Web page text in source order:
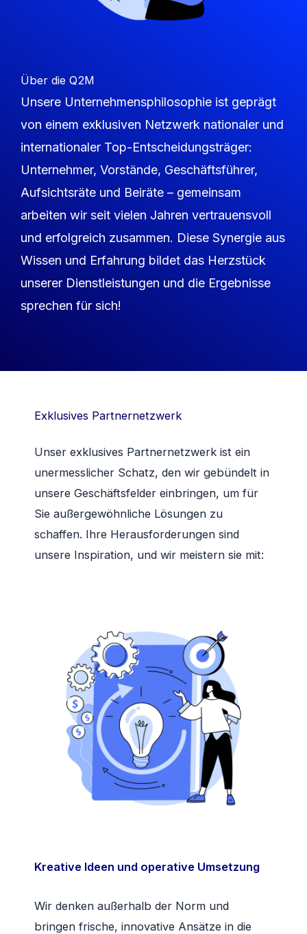
Über die Q2M
Unsere Unternehmensphilosophie ist geprägt
von einem exklusiven Netzwerk nationaler und
internationaler Top-Entscheidungsträger:
Unternehmer, Vorstände, Geschäftsführer,
Aufsichtsräte und Beiräte – gemeinsam
arbeiten wir seit vielen Jahren vertrauensvoll
und erfolgreich zusammen. Diese Synergie aus
Wissen und Erfahrung bildet das Herzstück
unserer Dienstleistungen und die Ergebnisse
sprechen für sich!
Exklusives Partnernetzwerk
Unser exklusives Partnernetzwerk ist ein
unermesslicher Schatz, den wir gebündelt in
unsere Geschäftsfelder einbringen, um für
Sie außergewöhnliche Lösungen zu
schaffen. Ihre Herausforderungen sind
unsere Inspiration, und wir meistern sie mit:
Kreative Ideen und operative Umsetzung
Wir denken außerhalb der Norm und
bringen frische, innovative Ansätze in die